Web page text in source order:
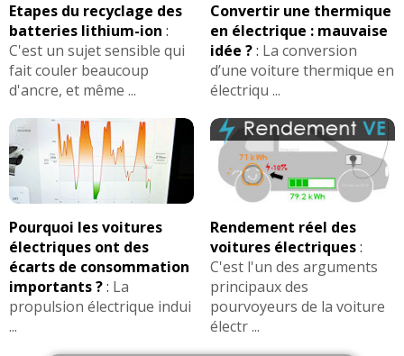
Etapes du recyclage des
batteries lithium-ion :
C'est un sujet sensible qui
fait couler beaucoup
d'ancre, et même ...
Convertir une thermique
en électrique : mauvaise
idée ?: La conversion
d’une voiture thermique en
électriqu ...
Pourquoi les voitures
électriques ont des
écarts de consommation
importants ?: La
propulsion électrique indui
...
Rendement réel des
voitures électriques:
C'est l'un des arguments
principaux des
pourvoyeurs de la voiture
électr ...